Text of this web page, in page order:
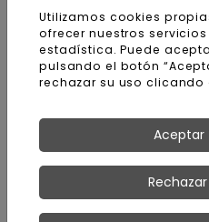
Nombre y apellidos
Utilizamos cookies
ofrecer nuestros
estadística. Puede
pulsando el botón
rechazar su uso
Aceptar